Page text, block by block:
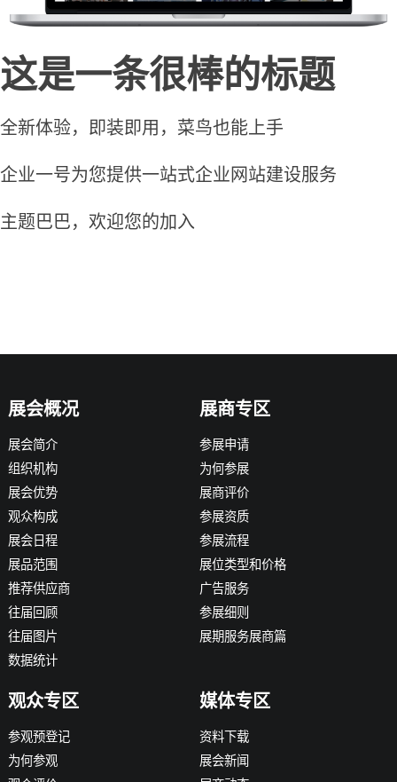
这是一条很棒的标题
全新体验，即装即用，菜鸟也能上手
企业一号为您提供一站式企业网站建设服务
主题巴巴，欢迎您的加入
展会概况
展会简介
组织机构
展会优势
观众构成
展会日程
展品范围
推荐供应商
往届回顾
往届图片
数据统计
展商专区
参展申请
为何参展
展商评价
参展资质
参展流程
展位类型和价格
广告服务
参展细则
展期服务展商篇
观众专区
参观预登记
为何参观
媒体专区
资料下载
展会新闻